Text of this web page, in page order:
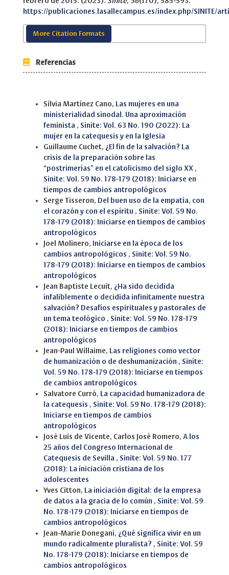
https://publicaciones.lasallecampus.es/index.php/SINITE/
More Citation Formats
Referencias
Silvia Martínez Cano,
Las mujeres en una
ministerialidad sinodal. Una aproximación
feminista , Sinite: Vol. 63 No. 190 (2022): La
mujer en la catequesis y en la Iglesia
Guillaume Cuchet, ¿El fin de la salvación? La
crisis de la preparación sobre las
“postrimerías” en el catolicismo del siglo XX ,
Sinite: Vol. 59 No. 178-179 (2018): Iniciarse en
tiempos de cambios antropológicos
Serge Tisseron, Del buen uso de la empatía, con
el corazón y con el espíritu , Sinite: Vol. 59 No.
178-179 (2018): Iniciarse en tiempos de cambios
antropológicos
Joel Molinero, Iniciarse en la época de los
cambios antropológicos , Sinite: Vol. 59 No.
178-179 (2018): Iniciarse en tiempos de cambios
antropológicos
Jean Baptiste Lecuit, ¿Ha sido decidida
infaliblemente o decidida infinitamente nuestra
salvación? Desafíos espirituales y pastorales de
un tema teológico , Sinite: Vol. 59 No. 178-179
(2018): Iniciarse en tiempos de cambios
antropológicos
Jean-Paul Willaime,
Las religiones como vector
de humanización o de deshumanización , Sinite:
Vol. 59 No. 178-179 (2018): Iniciarse en tiempos
de cambios antropológicos
Salvatore Curró,
La capacidad humanizadora de
la catequesis , Sinite: Vol. 59 No. 178-179 (2018):
Iniciarse en tiempos de cambios
antropológicos
José Luis de Vicente, Carlos José Romero, A los
25 años del Congreso Internacional de
Catequesis de Sevilla , Sinite: Vol. 59 No. 177
(2018): La iniciación cristiana de los
adolescentes
Yves Citton,
La iniciación digital: de la empresa
de datos a la gracia de lo común , Sinite: Vol. 59
No. 178-179 (2018): Iniciarse en tiempos de
cambios antropológicos
Jean-Marie Donegani, ¿Qué significa vivir en un
mundo radicalmente pluralista? , Sinite: Vol. 59
No. 178-179 (2018): Iniciarse en tiempos de
cambios antropológicos